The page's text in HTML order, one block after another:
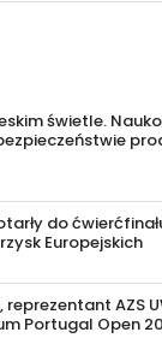
świetle.
do
Europejskich
reprezentant AZS
Portugal Open